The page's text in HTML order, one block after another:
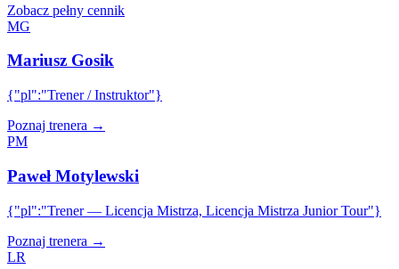
Zobacz pełny cennik
MG
Mariusz Gosik
{"pl":"Trener / Instruktor"}
Poznaj trenera →
PM
Paweł Motylewski
{"pl":"Trener — Licencja Mistrza, Licencja Mistrza Junior Tour"}
Poznaj trenera →
LR